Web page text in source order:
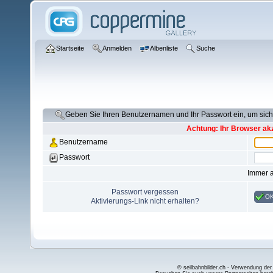
Startseite Anmelden Albenliste Suche
Geben Sie Ihren Benutzernamen und Ihr Passwort ein, um
Achtung: Ihr Browser
Benutzername
Passwort
Immer
Passwort vergessen
Aktivierungs-Link nicht erhalten?
© seilbahnbilder.ch - Verwendung